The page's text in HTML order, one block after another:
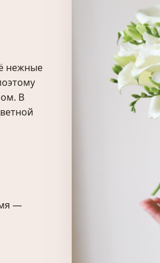
нежные
В
—